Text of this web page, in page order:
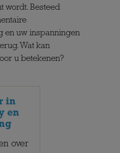
wordt. Besteed
en uw inspanningen
Wat kan
u betekenen?
in
en
over